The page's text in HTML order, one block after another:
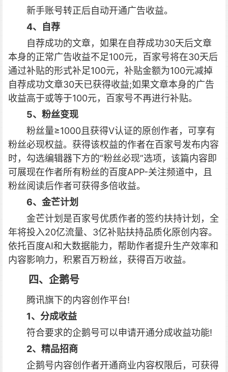
新手账号转正后自动开通广告收益。
4、自荐
自荐成功的文章，如果在自荐成功30天后文章
本身的正常广告收益不足100元，百家号将在30天后
通过补贴的形式补足100元，补贴金额为100元减掉
自荐成功文章30天已获得收益;如果文章本身的广告
收益高于或等于100元，百家号不再进行补贴。
5、粉丝变现
粉丝量≥1000且获得V认证的原创作者，可享有
粉丝必现权益。获得该权益的作者在百家号发布内容
时，勾选编辑器下方的“粉丝必现”选项，该篇内容即
可展现在作者所有粉丝的百度APP-关注频道中，且
粉丝阅读后作者可获得多倍收益。
6、金芒计划
金芒计划是百家号优质作者的签约扶持计划，全
年将投入20亿流量、3亿补贴扶持品质化原创内容。
依托百度AI和大数据能力，帮助作者提升生产效率和
内容影响力，积累百万粉丝，获得百万收益。
四、企鹅号
腾讯旗下的内容创作平台!
1、分成收益
符合要求的企鹅号可以申请开通分成收益功能!
2、精品招商
企鹅号内容创作者开通商业内容权限后，可获得